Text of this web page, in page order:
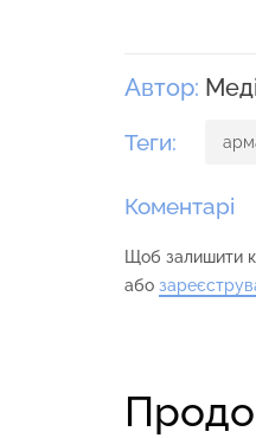
Автор:
Теги:
Коментарі
Щоб залишити
або